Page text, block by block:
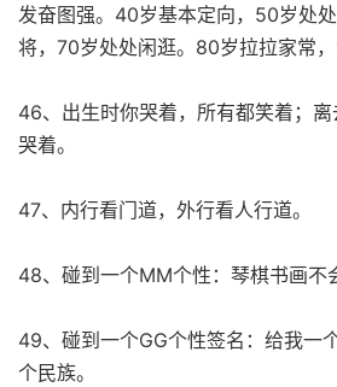
发奋图强。40岁基本定向，50岁处
将，70岁处处闲逛。80岁拉拉家常，
46、出生时你哭着，所有都笑着；
哭着。
47、内行看门道，外行看人行道。
48、碰到一个MM个性：琴棋书画不
49、碰到一个GG个性签名：给我一
个民族。